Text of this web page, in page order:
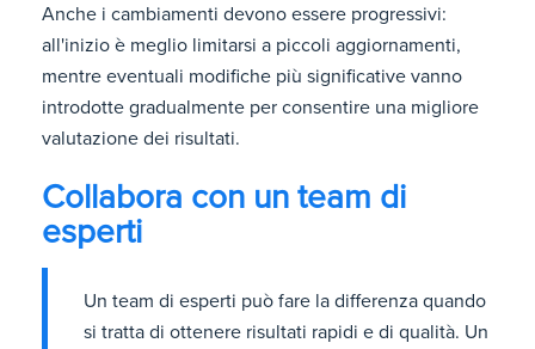
Anche i cambiamenti devono essere progressivi:
all'inizio è meglio limitarsi a piccoli aggiornamenti,
mentre eventuali modifiche più significative vanno
introdotte gradualmente per consentire una migliore
valutazione dei risultati.
Collabora con un team di
esperti
Un team di esperti può fare la differenza quando
si tratta di ottenere risultati rapidi e di qualità. Un